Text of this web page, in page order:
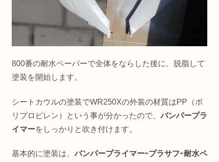
800番の耐水ペーパーで全体をならした後に、脱脂して
塗装を開始します。
シートカウルの塗装でWR250Xの外装の材質はPP（ポ
リプロピレン）という事が分かったので、バンパープラ
イマーをしっかりと吹き付けます。
基本的に塗装は、バンパープライマー⇨プラサフ⇨耐水ペ